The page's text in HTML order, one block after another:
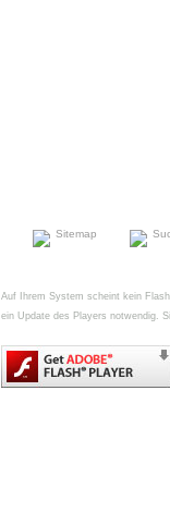
Sitemap
Auf Ihrem System scheint kein
ein Update des Players notwendig.